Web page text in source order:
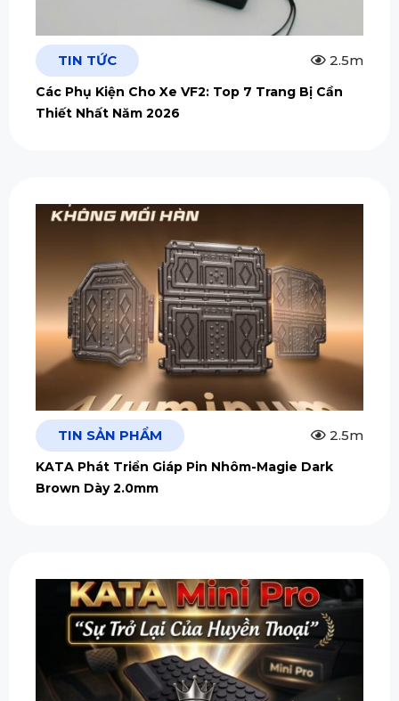
TIN TỨC 2.5m
Các Phụ Kiện Cho Xe VF2: Top 7 Trang Bị Cần
Thiết Nhất Năm 2026
TIN SẢN PHẨM 2.5m
KATA Phát Triển Giáp Pin Nhôm-Magie Dark
Brown Dày 2.0mm